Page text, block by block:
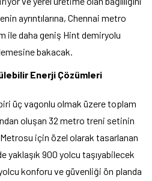
ayrıntılarına, Chennai metro
ile daha geniş Hint demiryolu
bakacak.
Enerji Çözümleri
üç vagonlu olmak üzere toplam
oluşan 32 metro treni setinin
için özel olarak tasarlanan
yaklaşık 900 yolcu taşıyabilecek
konforu ve güvenliği ön planda